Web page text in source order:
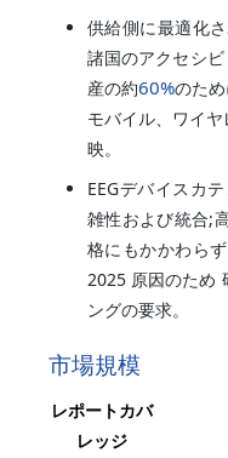
供給側に最適化
諸国のアクセシ
産の約60%のため
モバイル、ワイ
映。
EEGデバイスカ
雑性および統合;
格にもかかわら
2025 原因のため
ングの要求。
市場規模
レポートカバ
レッジ